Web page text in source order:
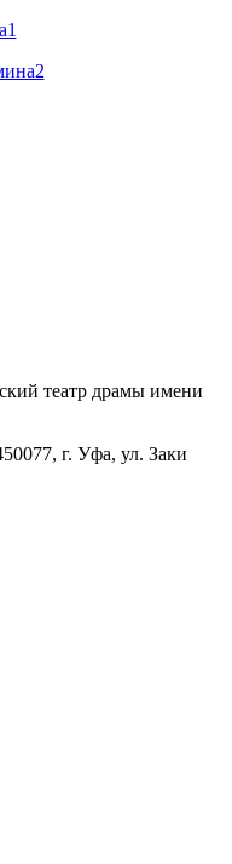
театр драмы имени
г. Уфа, ул. Заки